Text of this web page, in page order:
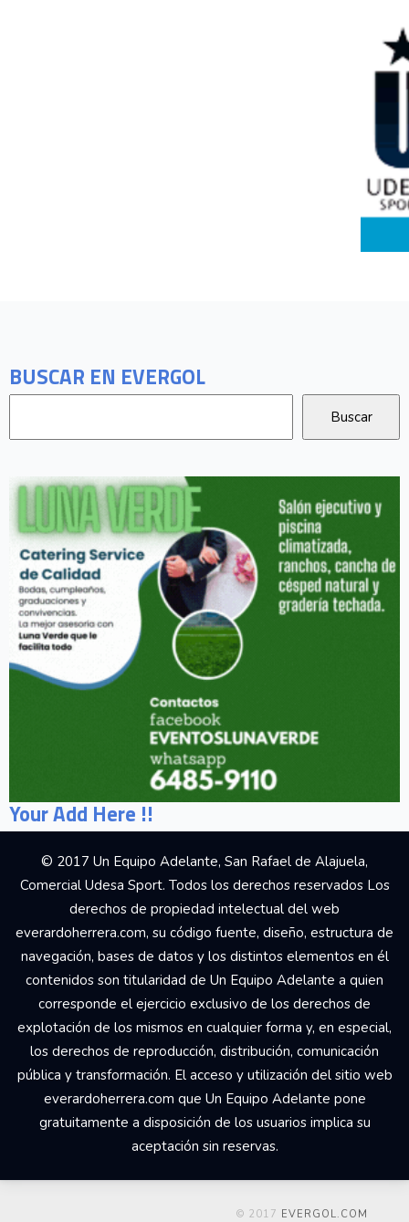
BUSCAR EN EVERGOL
Your Add Here !!
© 2017 Un Equipo Adelante, San Rafael de Alajuela,
Comercial Udesa Sport. Todos los derechos reservados Los
derechos de propiedad intelectual del web
everardoherrera.com, su código fuente, diseño, estructura de
navegación, bases de datos y los distintos elementos en él
contenidos son titularidad de Un Equipo Adelante a quien
corresponde el ejercicio exclusivo de los derechos de
explotación de los mismos en cualquier forma y, en especial,
los derechos de reproducción, distribución, comunicación
pública y transformación. El acceso y utilización del sitio web
everardoherrera.com que Un Equipo Adelante pone
gratuitamente a disposición de los usuarios implica su
aceptación sin reservas.
© 2017 EVERGOL.COM